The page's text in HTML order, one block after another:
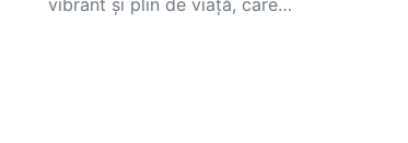
vibrant și plin de viață, care…